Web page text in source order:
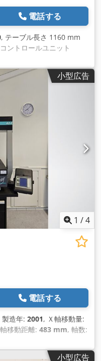
電話する
, テーブル長さ 1160 mm
ントロールユニット
械重量 約 800 kg 必要ス
型三次元座標測定機 タイ
製造元により継続的に保
方向に移動する測定ガン
ドスライド 500 mm Z軸
ク重量/テーブル荷重 約
ス 約 650 mm テーブルサ
のテーブル高さ 約850
kg 特別装備/アクセサリ
ル、トラバース、クイル
/治具固定用3 x 4ネジ穴
使用しているため、滑ら
。 フリーで、分解能
ルを装備。 - WENZEL
6軸用 ソフトウェアの全
ティック付き可動式マニ
ソフトウェア - WENZEL 測
ル 2 標準形状測定用、 グ
ックプロトコルなど。
電動回転・旋回ヘッ
種プローブアクセサリ付
ースPI 200付き プローブ
マガジン モデル SCR 200
- テーブル取付用ボールス
ブル、各種クランプ装置
CD、各種ソフトウェア。
非常に良好 - 倉庫で電源を
小型広告
1 /4
電話する
製造年: 2001, Ｘ軸移動量:
移動距離: 483 mm, 軸数:
小型広告